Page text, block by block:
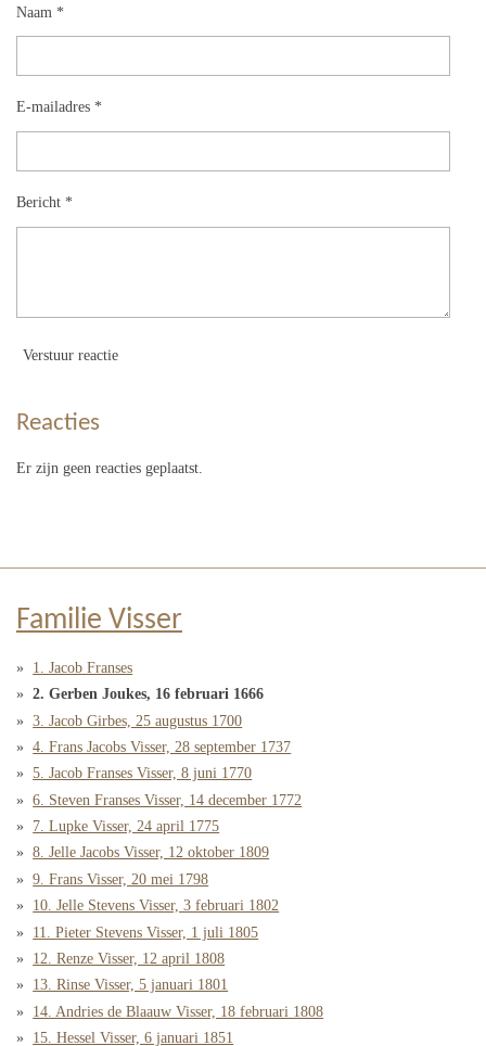
Naam *
E-mailadres *
Bericht *
Verstuur reactie
Reacties
Er zijn geen reacties geplaatst.
Familie Visser
1. Jacob Franses
2. Gerben Joukes, 16 februari 1666
3. Jacob Girbes, 25 augustus 1700
4. Frans Jacobs Visser, 28 september 1737
5. Jacob Franses Visser, 8 juni 1770
6. Steven Franses Visser, 14 december 1772
7. Lupke Visser, 24 april 1775
8. Jelle Jacobs Visser, 12 oktober 1809
9. Frans Visser, 20 mei 1798
10. Jelle Stevens Visser, 3 februari 1802
11. Pieter Stevens Visser, 1 juli 1805
12. Renze Visser, 12 april 1808
13. Rinse Visser, 5 januari 1801
14. Andries de Blaauw Visser, 18 februari 1808
15. Hessel Visser, 6 januari 1851